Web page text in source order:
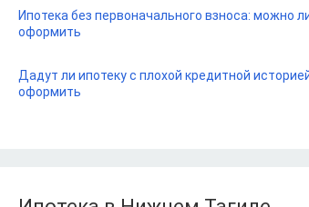
Ипотека без первоначального взноса: можно
оформить
Дадут ли ипотеку с плохой кредитной
оформить